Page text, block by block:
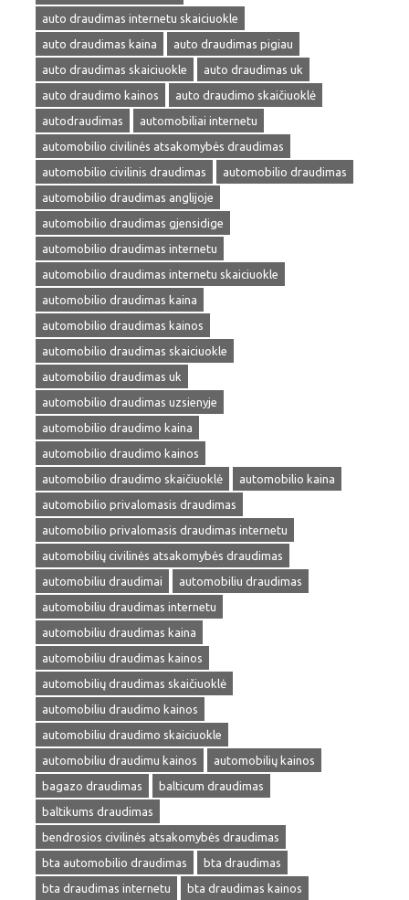
auto draudimas internetu skaiciuokle
auto draudimas kaina
auto draudimas pigiau
auto draudimas skaiciuokle
auto draudimas uk
auto draudimo kainos
auto draudimo skaičiuoklė
autodraudimas
automobiliai internetu
automobilio civilinės atsakomybės draudimas
automobilio civilinis draudimas
automobilio draudimas
automobilio draudimas anglijoje
automobilio draudimas gjensidige
automobilio draudimas internetu
automobilio draudimas internetu skaiciuokle
automobilio draudimas kaina
automobilio draudimas kainos
automobilio draudimas skaiciuokle
automobilio draudimas uk
automobilio draudimas uzsienyje
automobilio draudimo kaina
automobilio draudimo kainos
automobilio draudimo skaičiuoklė
automobilio kaina
automobilio privalomasis draudimas
automobilio privalomasis draudimas internetu
automobilių civilinės atsakomybės draudimas
automobiliu draudimai
automobiliu draudimas
automobiliu draudimas internetu
automobiliu draudimas kaina
automobiliu draudimas kainos
automobilių draudimas skaičiuoklė
automobiliu draudimo kainos
automobiliu draudimo skaiciuokle
automobiliu draudimu kainos
automobilių kainos
bagazo draudimas
balticum draudimas
baltikums draudimas
bendrosios civilinės atsakomybės draudimas
bta automobilio draudimas
bta draudimas
bta draudimas internetu
bta draudimas kainos